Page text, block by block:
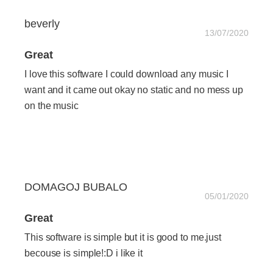
beverly
13/07/2020
Great
I love this software I could download any music I
want and it came out okay no static and no mess up
on the music
DOMAGOJ BUBALO
05/01/2020
Great
This software is simple but it is good to me.just
becouse is simple!:D i like it